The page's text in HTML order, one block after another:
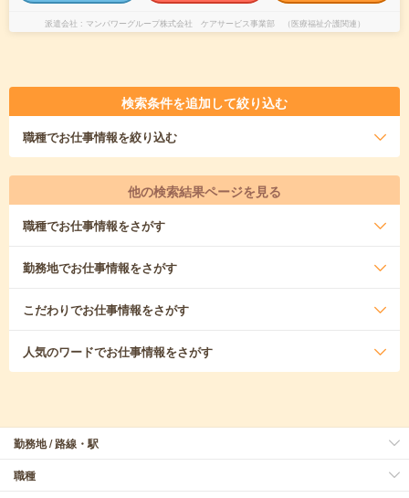
派遣会社 マンパワーグループ株式会社 ケアサービス事業部 （医療福祉介護関連）
検索条件を追加して絞り込む
職種でお仕事情報を絞り込む
他の検索結果ページを見る
職種でお仕事情報をさがす
勤務地でお仕事情報をさがす
こだわりでお仕事情報をさがす
人気のワードでお仕事情報をさがす
勤務地 / 路線・駅
職種